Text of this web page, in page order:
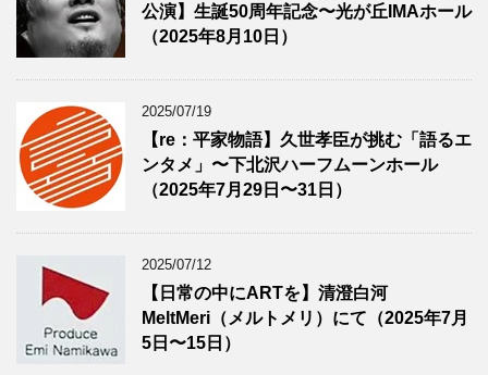
公演】生誕50周年記念〜光が丘IMAホール
（2025年8月10日）
2025/07/19
【re：平家物語】久世孝臣が挑む「語るエ
ンタメ」〜下北沢ハーフムーンホール
（2025年7月29日〜31日）
2025/07/12
【日常の中にARTを】清澄白河
MeltMeri（メルトメリ）にて（2025年7月
5日〜15日）